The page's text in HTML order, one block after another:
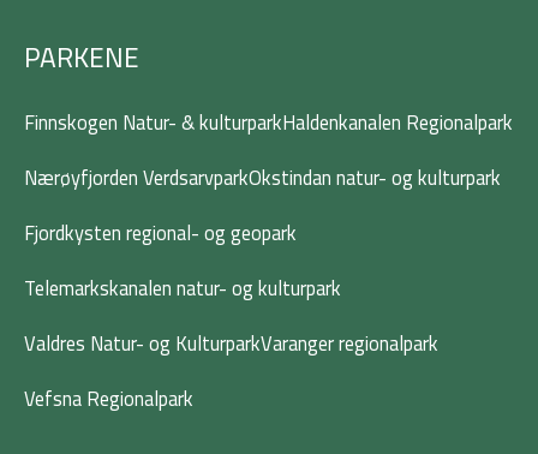
-
f
PARKENE
Finnskogen Natur- & kulturparkHaldenkanalen Regionalpark
Nærøyfjorden VerdsarvparkOkstindan natur- og kulturpark
Fjordkysten regional- og geopark
Telemarkskanalen natur- og kulturpark
Valdres Natur- og KulturparkVaranger regionalpark
Vefsna Regionalpark